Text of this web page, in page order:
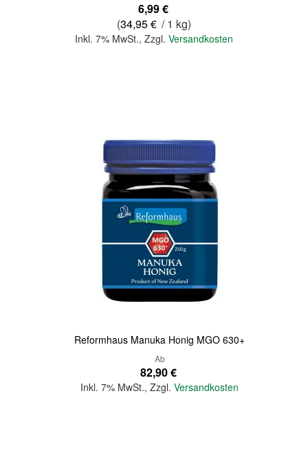
6,99 €
(34,95 € / 1 kg)
Inkl. 7% MwSt., Zzgl. Versandkosten
Reformhaus Manuka Honig MGO 630+
Ab
82,90 €
Inkl. 7% MwSt.,Zzgl.Versandkosten